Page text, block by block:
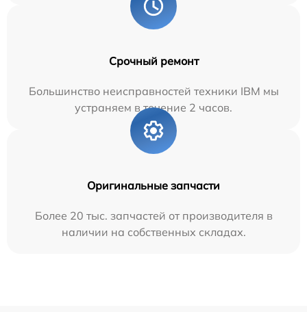
Срочный ремонт
Большинство неисправностей техники IBM мы
устраняем в течение 2 часов.
Оригинальные запчасти
Более 20 тыс. запчастей от производителя в
наличии на собственных складах.